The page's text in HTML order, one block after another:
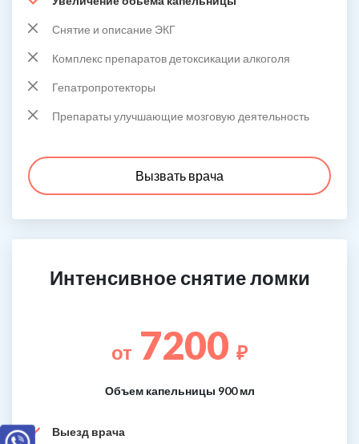
Снятие и описание ЭКГ
Комплекс препаратов детоксикации алкоголя
Гепатропротекторы
Препараты улучшающие мозговую деятельность
Вызвать врача
Интенсивное снятие ломки
от 7200 ₽
Объем капельницы 900 мл
Выезд врача